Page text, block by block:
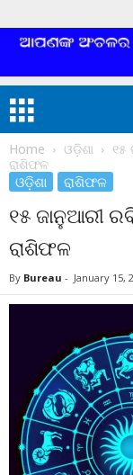
Home ଓଡ଼ିଶା
୧୫
ରାଶିଫଳ
ଓଡ଼ିଶା ରାଶିଫଳ
୧୫ ଜାନୁଆରୀ
ରାଶିଫଳ
By Bureau - January 15,